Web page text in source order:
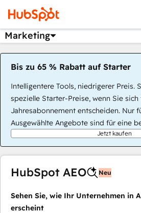
Marketing
Bis zu 65 % Rabatt auf Starter
Intelligentere Tools, niedrigerer Preis.
spezielle Starter-Preise, wenn Sie
Jahresabonnement entscheiden. Nur
Ausgewählte Angebote sind für eine
Jetzt kaufen
HubSpot AEO Neu
Sehen Sie, wie Ihr Unternehmen in
erscheint